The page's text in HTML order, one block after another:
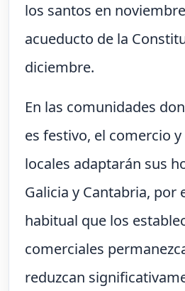
los santos en
acueducto de la
diciembre.
En las comunidades
es festivo, el comercio
locales adaptarán sus
Galicia y Cantabria, por
habitual que los
comerciales
reduzcan